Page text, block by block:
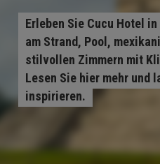
Erleben Sie Cucu Hotel
am Strand, Pool,
stilvollen Zimmern mit
Lesen Sie hier mehr und
inspirieren.